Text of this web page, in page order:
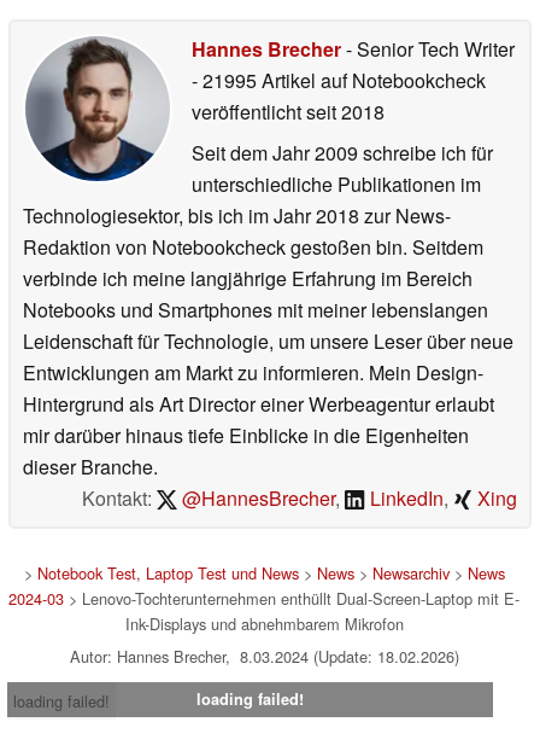
Hannes Brecher- Senior Tech Writer
- 21995 Artikel auf Notebookcheck
veröffentlichtseit 2018
Seit dem Jahr 2009 schreibe ich für
unterschiedliche Publikationen im
Technologiesektor, bis ich im Jahr 2018 zur News-
Redaktion von Notebookcheck gestoßen bin. Seitdem
verbinde ich meine langjährige Erfahrung im Bereich
Notebooks und Smartphones mit meiner lebenslangen
Leidenschaft für Technologie, um unsere Leser über neue
Entwicklungen am Markt zu informieren. Mein Design-
Hintergrund als Art Director einer Werbeagentur erlaubt
mir darüber hinaus tiefe Einblicke in die Eigenheiten
dieser Branche.
Kontakt:
@HannesBrecher, LinkedIn, Xing
> Notebook Test, Laptop Test und News> News> Newsarchiv> News
2024-03 > Lenovo-Tochterunternehmen enthüllt Dual-Screen-Laptop mit E-
Ink-Displays und abnehmbarem Mikrofon
Autor: Hannes Brecher, 8.03.2024 (Update: 18.02.2026)
loading failed!
loading failed!